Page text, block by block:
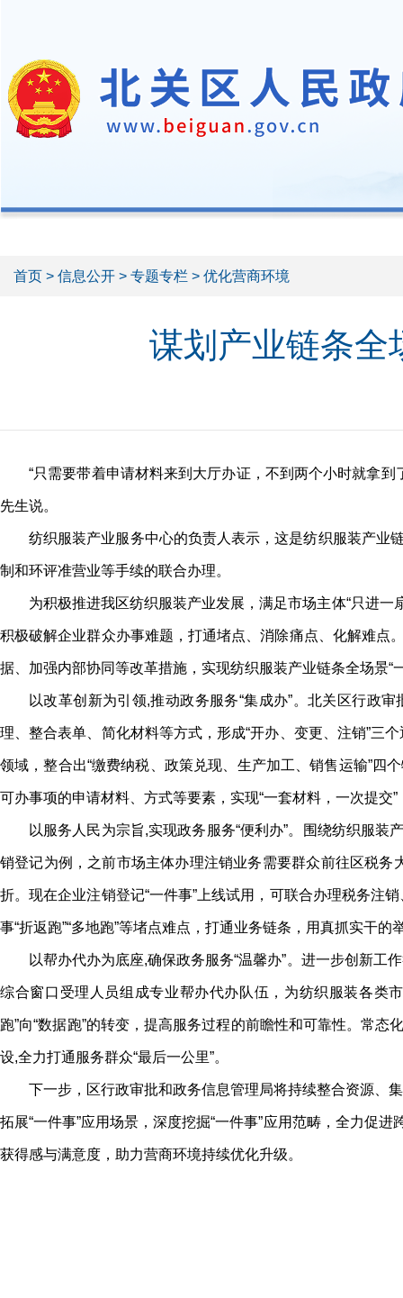
首页 > 信息公开 > 专题专栏 > 优化营商环境
谋划产业链条全
“只需要带着申请材料来到大厅办证，不到两个小时就拿
先生说。
纺织服装产业服务中心的负责人表示，这是纺织服装产业
制和环评准营业等手续的联合办理。
为积极推进我区纺织服装产业发展，满足市场主体“只进一
积极破解企业群众办事难题，打通堵点、消除痛点、化解难点
据、加强内部协同等改革措施，实现纺织服装产业链条全场景“
以改革创新为引领,推动政务服务“集成办”。北关区行政
理、整合表单、简化材料等方式，形成“开办、变更、注销”三
领域，整合出“缴费纳税、政策兑现、生产加工、销售运输”四
可办事项的申请材料、方式等要素，实现“一套材料，一次提交
以服务人民为宗旨,实现政务服务“便利办”。围绕纺织服
销登记为例，之前市场主体办理注销业务需要群众前往区税
折。现在企业注销登记“一件事”上线试用，可联合办理税务注
事“折返跑”“多地跑”等堵点难点，打通业务链条，用真抓实干
以帮办代办为底座,确保政务服务“温馨办”。进一步创新
综合窗口受理人员组成专业帮办代办队伍，为纺织服装各类
跑”向“数据跑”的转变，提高服务过程的前瞻性和可靠性。常
设,全力打通服务群众“最后一公里”。
下一步，区行政审批和政务信息管理局将持续整合资源、
拓展“一件事”应用场景，深度挖掘“一件事”应用范畴，全力促
获得感与满意度，助力营商环境持续优化升级。